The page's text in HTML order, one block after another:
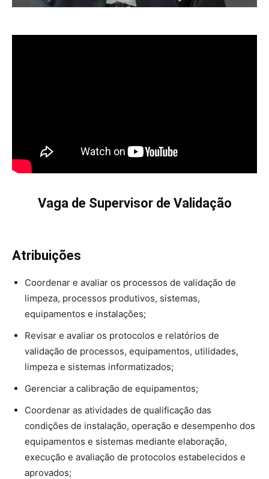
Vaga de Supervisor de Validação
Atribuições
Coordenar e avaliar os processos de validação de
limpeza, processos produtivos, sistemas,
equipamentos e instalações;
Revisar e avaliar os protocolos e relatórios de
validação de processos, equipamentos, utilidades,
limpeza e sistemas informatizados;
Gerenciar a calibração de equipamentos;
Coordenar as atividades de qualificação das
condições de instalação, operação e desempenho dos
equipamentos e sistemas mediante elaboração,
execução e avaliação de protocolos estabelecidos e
aprovados;